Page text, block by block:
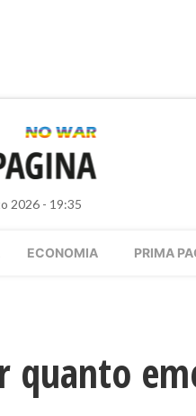
2026 - 19:35
ECONOMIA PRIMA
quanto